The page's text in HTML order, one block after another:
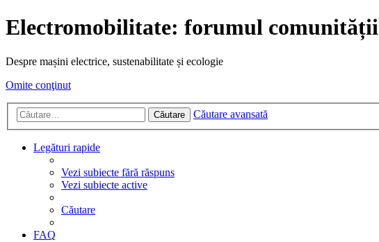
Electromobilitate: forumul comunității
Despre mașini electrice, sustenabilitate și ecologie
Omite conţinut
Căutare Căutare avansată
Legături rapide
Vezi subiecte fără răspuns
Vezi subiecte active
Căutare
FAQ